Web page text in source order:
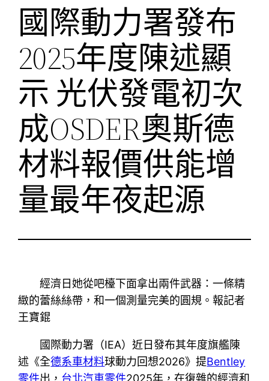
國際動力署發布
2025年度陳述顯
示 光伏發電初次
成OSDER奧斯德
材料報價供能增
量最年夜起源
經濟日她從吧檯下面拿出兩件武器：一條精
緻的蕾絲絲帶，和一個測量完美的圓規。報記者
王寶錕
國際動力署（IEA）近日發布其年度旗艦陳
述《全德系車材料球動力回想2026》提Bentley
零件出， 台北汽車零件2025年，在復雜的經濟和